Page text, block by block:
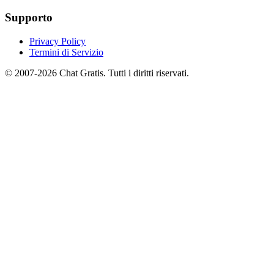
Supporto
Privacy Policy
Termini di Servizio
© 2007-2026 Chat Gratis. Tutti i diritti riservati.